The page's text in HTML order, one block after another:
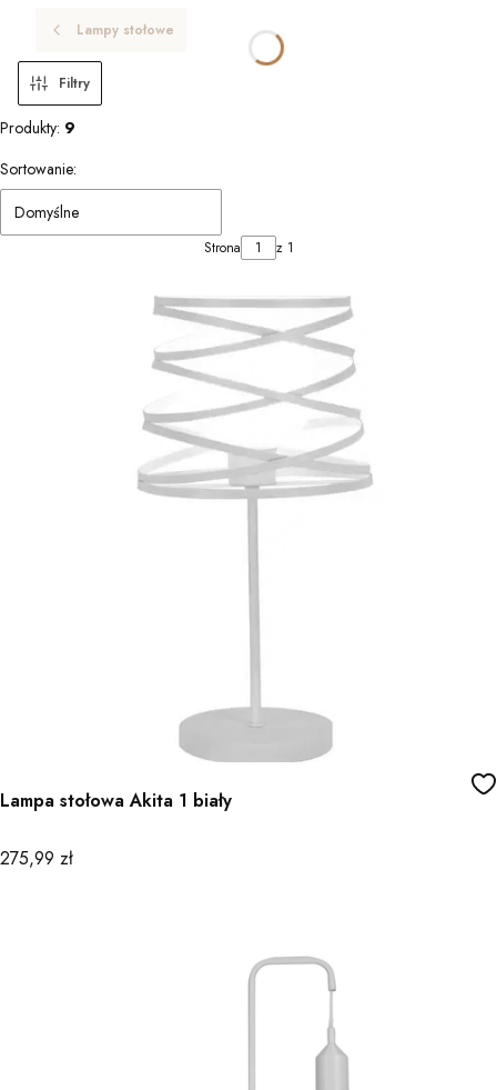
Lampy stołowe
Filtry
Produkty: 9
Lista produktów
Sortowanie:
Domyślne
Strona z 1
Lampa stołowa Akita 1 biały
Cena
275,99 zł